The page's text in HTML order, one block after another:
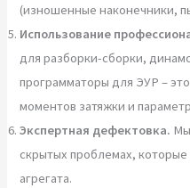
(изношенные наконечники,
Использование
для разборки-сборки,
программаторы для ЭУР –
моментов затяжки и
Экспертная дефектовка.
скрытых проблемах,
агрегата.